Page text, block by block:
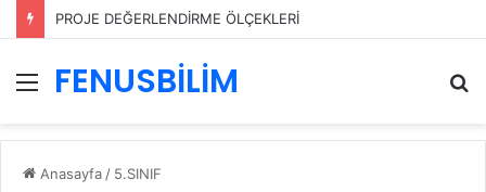
PROJE DEĞERLENDİRME ÖLÇEKLERİ
Menü
FENUSBİLİM
...
Anasayfa / 5.SINIF